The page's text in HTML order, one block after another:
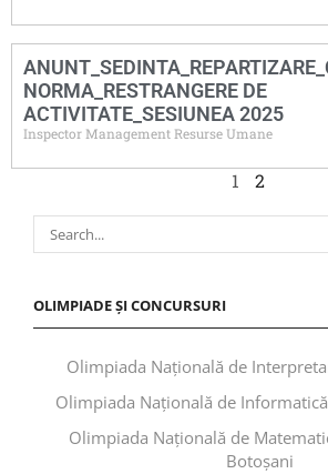
NORMA_RESTRANGERE DE
ACTIVITATE_SESIUNEA 2025
Inspector Management Resurse Umane
1 2
OLIMPIADE ȘI CONCURSURI
Olimpiada Națională de
Olimpiada Națională de
Olimpiada Națională de
Botoșani